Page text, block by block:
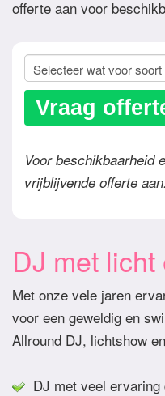
offerte aan voor
Vraag
Voor beschikbaarheid
vrijblijvende offerte aan.
DJ met
Met onze vele jaren
voor een geweldig en
Allround DJ, lichtshow
DJ met veel